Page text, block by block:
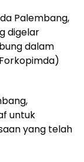
Palembang,
digelar
dalam
untuk
yang telah